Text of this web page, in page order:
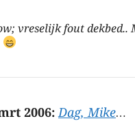
vreselijk fout dekbed..
2006: Dag, Mike…